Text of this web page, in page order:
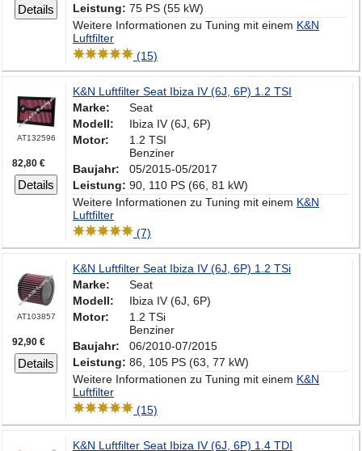
Details
Leistung: 75 PS (55 kW)
Weitere Informationen zu Tuning mit einem K&N
Luftfilter
(15)
AT132596
82,80 €
Details
K&N Luftfilter Seat Ibiza IV (6J, 6P) 1.2 TSI
Marke:
Seat
Modell:
Ibiza IV (6J, 6P)
Motor:
1.2 TSI
Benziner
Baujahr:
05/2015-05/2017
Leistung: 90, 110 PS (66, 81 kW)
Weitere Informationen zu Tuning mit einem K&N
Luftfilter
(7)
AT103857
92,90 €
Details
K&N Luftfilter Seat Ibiza IV (6J, 6P) 1.2 TSi
Marke:
Seat
Modell:
Ibiza IV (6J, 6P)
Motor:
1.2 TSi
Benziner
Baujahr:
06/2010-07/2015
Leistung: 86, 105 PS (63, 77 kW)
Weitere Informationen zu Tuning mit einem K&N
Luftfilter
(15)
K&N Luftfilter Seat Ibiza IV (6J, 6P) 1.4 TDI